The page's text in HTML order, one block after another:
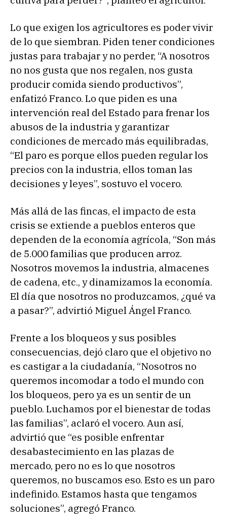
Lo que exigen los agricultores es poder vivir
de lo que siembran. Piden tener condiciones
justas para trabajar y no perder, “A nosotros
no nos gusta que nos regalen, nos gusta
producir comida siendo productivos”,
enfatizó Franco. Lo que piden es una
intervención real del Estado para frenar los
abusos de la industria y garantizar
condiciones de mercado más equilibradas,
“El paro es porque ellos pueden regular los
precios con la industria, ellos toman las
decisiones y leyes”, sostuvo el vocero.
Más allá de las fincas, el impacto de esta
crisis se extiende a pueblos enteros que
dependen de la economía agrícola, “Son más
de 5.000 familias que producen arroz.
Nosotros movemos la industria, almacenes
de cadena, etc., y dinamizamos la economía.
El día que nosotros no produzcamos, ¿qué va
a pasar?”, advirtió Miguel Ángel Franco.
Frente a los bloqueos y sus posibles
consecuencias, dejó claro que el objetivo no
es castigar a la ciudadanía, “Nosotros no
queremos incomodar a todo el mundo con
los bloqueos, pero ya es un sentir de un
pueblo. Luchamos por el bienestar de todas
las familias”, aclaró el vocero. Aun así,
advirtió que “es posible enfrentar
desabastecimiento en las plazas de
mercado, pero no es lo que nosotros
queremos, no buscamos eso. Esto es un paro
indefinido. Estamos hasta que tengamos
soluciones”, agregó Franco.